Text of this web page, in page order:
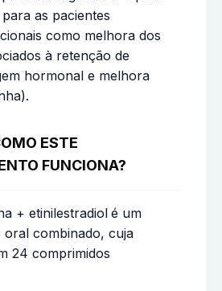
as pacientes
como melhora dos
à retenção de
hormonal e melhora
ESTE
FUNCIONA?
+ etinilestradiol é um
combinado, cuja
24 comprimidos